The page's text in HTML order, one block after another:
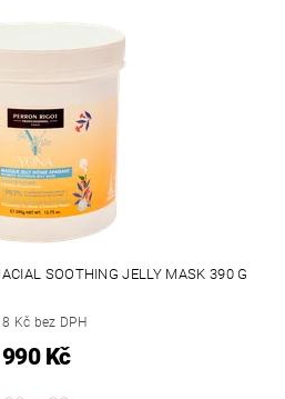
SOOTHING JELLY MASK 390 G
Kč bez DPH
990 Kč